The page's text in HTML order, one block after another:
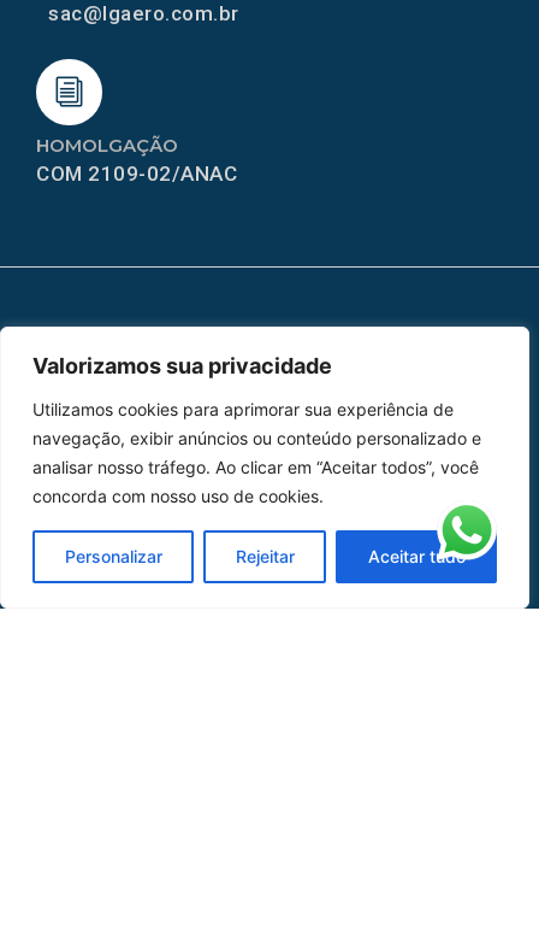
Valorizamos sua privacidade
Utilizamos cookies para aprimorar sua experiência de
navegação, exibir anúncios ou conteúdo personalizado e
analisar nosso tráfego. Ao clicar em “Aceitar todos”, você
concorda com nosso uso de cookies.
Personalizar Rejeitar Aceitar tudo
HOMOLGAÇÃO
COM 2109-02/ANAC
sac@lgaero.com.br
Home
Peças
Catálogo de Aplicações
Oficina de Mangueiras